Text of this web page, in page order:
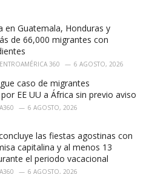
en Guatemala, Honduras y
de 66,000 migrantes con
360 6 AGOSTO, 2026
caso de migrantes
EE UU a África sin previo aviso
6 AGOSTO, 2026
las fiestas agostinas con
capitalina y al menos 13
el periodo vacacional
6 AGOSTO, 2026